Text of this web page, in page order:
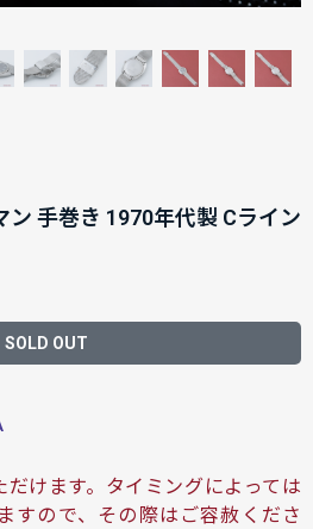
ン 手巻き 1970年代製 Cライン
SOLD OUT
けます。タイミングによっては
すので、その際はご容赦くださ